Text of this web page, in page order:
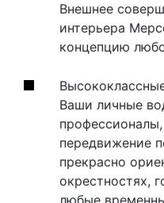
Внешнее
интерьера
концепцию
Ваши личные
передвижение
прекрасно
окрестностях,